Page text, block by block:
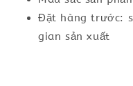
Đặt hàng trước:
gian sản xuất